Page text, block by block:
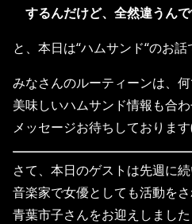
するんだけど、全然違うんで
と、本日は“ハムサンド“のお話
みなさんのルーティーンは、何
美味しいハムサンド情報も合
メッセージお待ちしておりま
さて、本日のゲストは先週に
音楽家で女優としても活動を
青葉市子さんをお迎えしました